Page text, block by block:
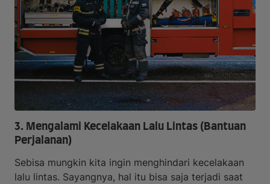
3. Mengalami Kecelakaan Lalu Lintas (Bantuan
Perjalanan)
Sebisa mungkin kita ingin menghindari kecelakaan
lalu lintas. Sayangnya, hal itu bisa saja terjadi saat